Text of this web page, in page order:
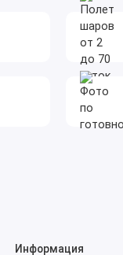
Информация